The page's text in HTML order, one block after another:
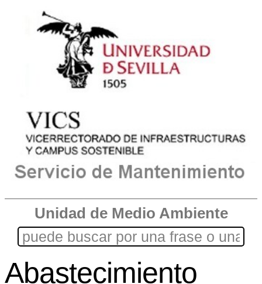
Unidad de Medio Ambiente
Abastecimiento